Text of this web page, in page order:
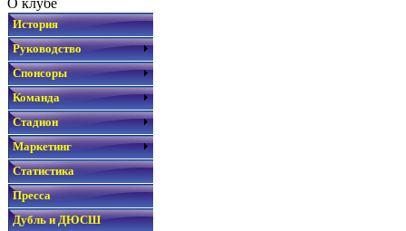
О клубе
История
Руководство
Спонсоры
Команда
Стадион
Маркетинг
Статистика
Пресса
Дубль и ДЮСШ